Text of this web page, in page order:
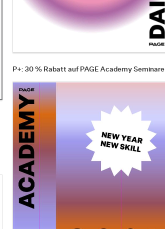
P+: 30 % Rabatt auf PAGE Academy Seminare